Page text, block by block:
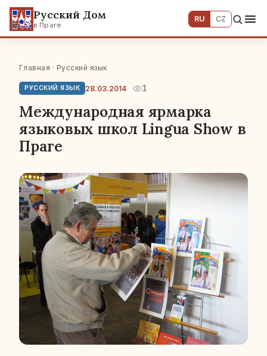
Русский Дом
в Праге
RU CZ
Главная · Русский язык
РУССКИЙ ЯЗЫК 28.03.2014 1
Международная ярмарка
языковых школ Lingua Show в
Праге